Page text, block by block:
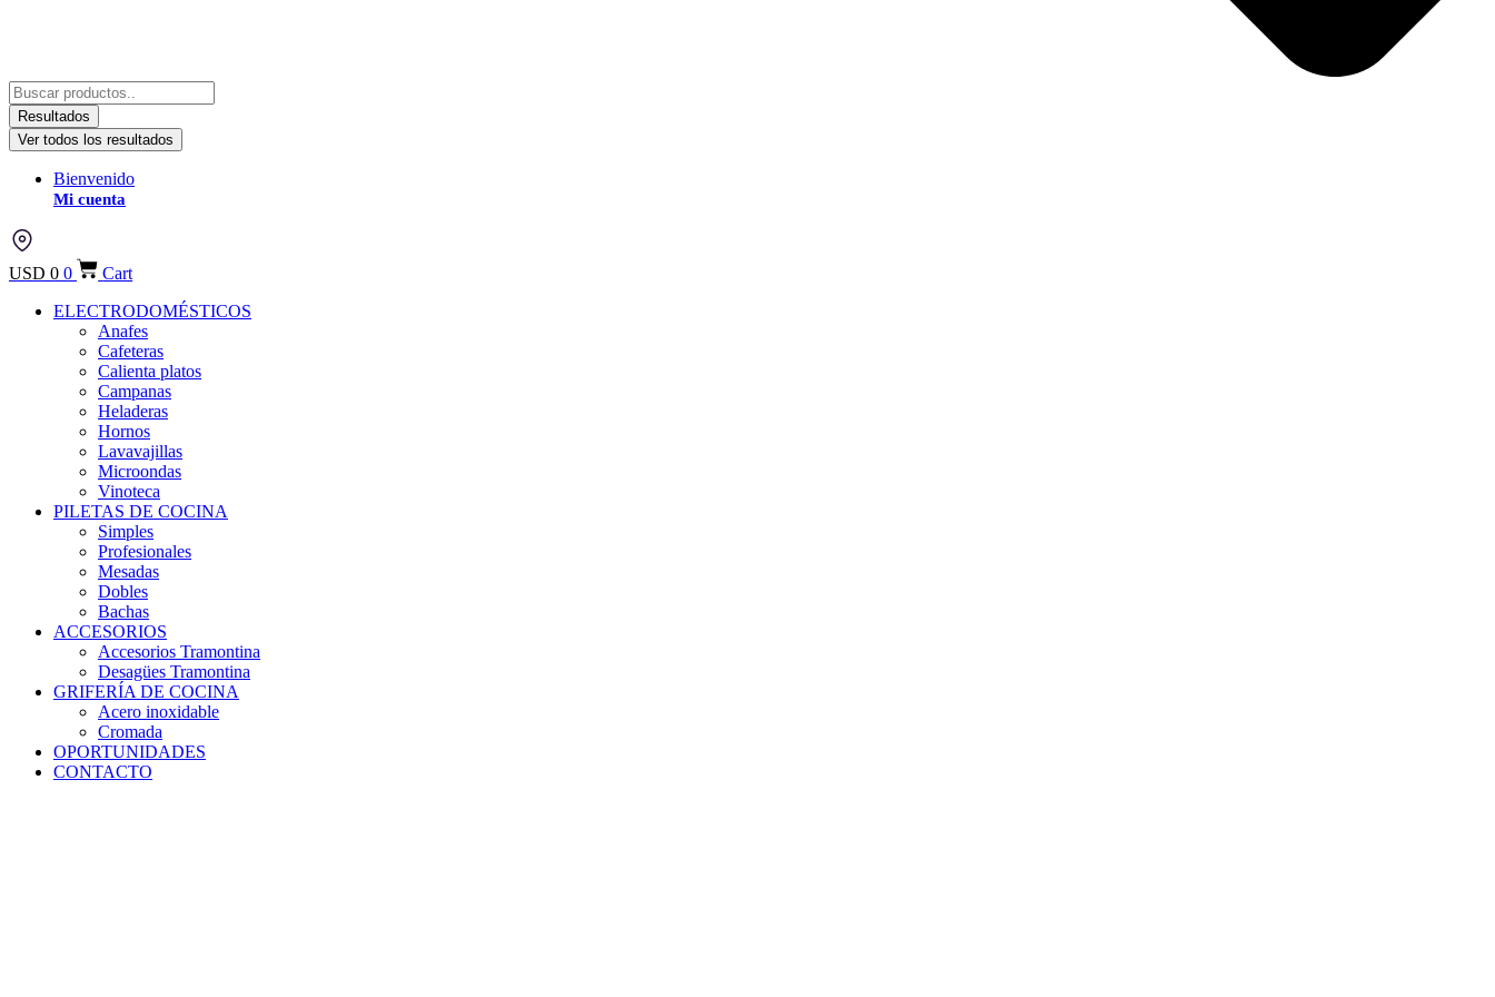
Resultados
Ver todos los resultados
Bienvenido
Mi cuenta
USD 0 0
Cart
ELECTRODOMÉSTICOS
Anafes
Cafeteras
Calienta platos
Campanas
Heladeras
Hornos
Lavavajillas
Microondas
Vinoteca
PILETAS DE COCINA
Simples
Profesionales
Mesadas
Dobles
Bachas
ACCESORIOS
Accesorios Tramontina
Desagües Tramontina
GRIFERÍA DE COCINA
Acero inoxidable
Cromada
OPORTUNIDADES
CONTACTO